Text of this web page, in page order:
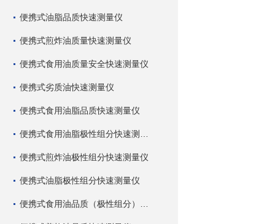
便携式油脂品质快速测量仪
便携式煎炸油质量快速测量仪
便携式食用油质量安全快速测量仪
便携式劣质油快速测量仪
便携式食用油脂品质快速测量仪
便携式煎炸油极性组分快速测量仪
便携式油脂极性组分快速测量仪